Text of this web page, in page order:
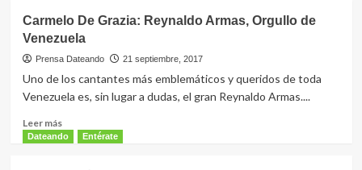
y
Nacho
se
unen
celebrar
a
Carmelo De Grazia: Reynaldo Armas, Orgullo de
Venezuela
Prensa Dateando 21 septiembre, 2017
Uno de los cantantes más emblemáticos y queridos de toda
Venezuela es, sin lugar a dudas, el gran Reynaldo Armas....
Leer másLeer
más
Dateando Entérate